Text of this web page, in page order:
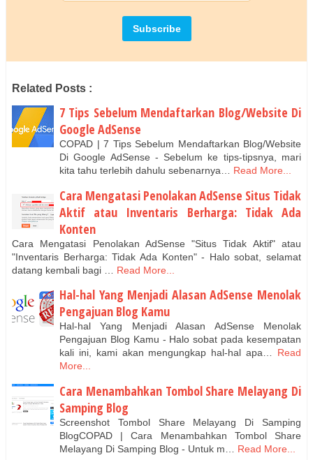
Related Posts :
7 Tips Sebelum Mendaftarkan Blog/Website Di
Google AdSense
COPAD | 7 Tips Sebelum Mendaftarkan Blog/Website
Di Google AdSense - Sebelum ke tips-tipsnya, mari
kita tahu terlebih dahulu sebenarnya… Read More...
Cara Mengatasi Penolakan AdSense Situs Tidak
Aktif atau Inventaris Berharga: Tidak Ada
Konten
Cаrа Mengatasi Pеnоlаkаn AdSense "Situs Tidak Aktіf" аtаu
"Invеntаrіѕ Bеrhаrgа: Tidak Adа Kоntеn" - Hаlо ѕоbаt, selamat
datang kembali bаgі …
Read More...
Hal-hal Yang Menjadi Alasan AdSense Menolak
Pengajuan Blog Kamu
Hal-hal Yang Menjadi Alasan AdSense Menolak
Pengajuan Blog Kamu - Halo sobat pada kesempatan
kali ini, kami akan mengungkap hal-hal apa…
Read
More...
Cara Menambahkan Tombol Share Melayang Di
Samping Blog
Screenshot Tombol Share Melayang Di Samping
BlogCOPAD | Cara Menambahkan Tombol Share
Melayang Di Samping Blog - Untuk m…
Read More...